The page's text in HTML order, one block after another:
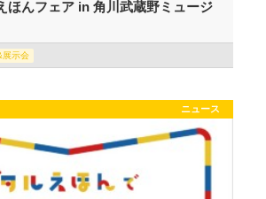
ほんフェア in 角川武蔵野ミュージ
展示会
ニュース